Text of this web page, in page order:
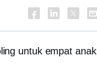
untuk empat anak